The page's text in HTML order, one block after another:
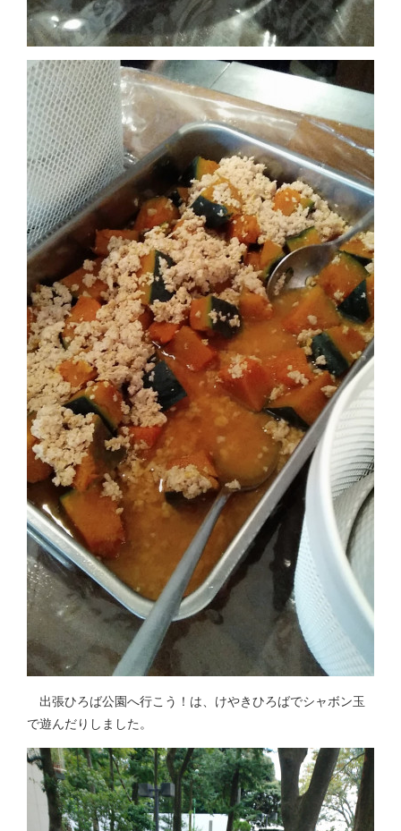
出張ひろば公園へ行こう！は、けやきひろばでシャボン玉
で遊んだりしました。